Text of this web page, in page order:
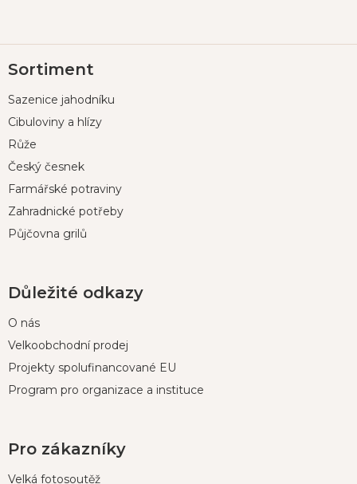
á
a
Sortiment
Sazenice jahodníku
Cibuloviny a hlízy
Růže
Český česnek
Farmářské potraviny
Zahradnické potřeby
Půjčovna grilů
Důležité odkazy
O nás
Velkoobchodní prodej
Projekty spolufinancované EU
Program pro organizace a instituce
Pro zákazníky
Velká fotosoutěž